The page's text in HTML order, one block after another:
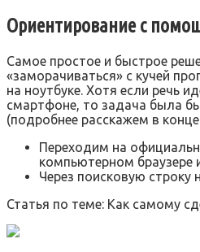
Ориентирование с
Самое простое и быстрое
«заморачиваться» с кучей
на ноутбуке. Хотя если речь
смартфоне, то задача была
(подробнее расскажем в
Переходим на
компьютерном браузере
Через поисковую
Статья по теме: Как самому